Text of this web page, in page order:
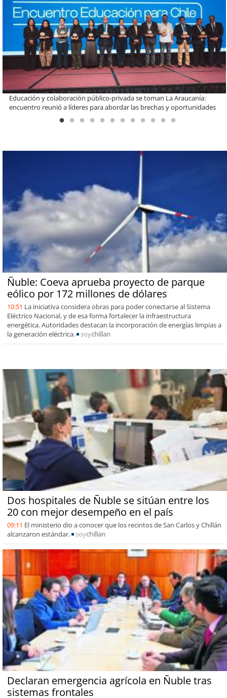
Claves para comprar electrodomésticos durante el Black Sale
Ñuble: Coeva aprueba proyecto de parque
eólico por 172 millones de dólares
10:51 La iniciativa considera obras para poder conectarse al Sistema
Eléctrico Nacional, y de esa forma fortalecer la infraestructura
energética. Autoridades destacan la incorporación de energías limpias a
la generación eléctrica.
soychillan
Dos hospitales de Ñuble se sitúan entre los
20 con mejor desempeño en el país
09:11 El ministerio dio a conocer que los recintos de San Carlos y Chillán
alcanzaron estándar.
soychillan
Declaran emergencia agrícola en Ñuble tras
sistemas frontales